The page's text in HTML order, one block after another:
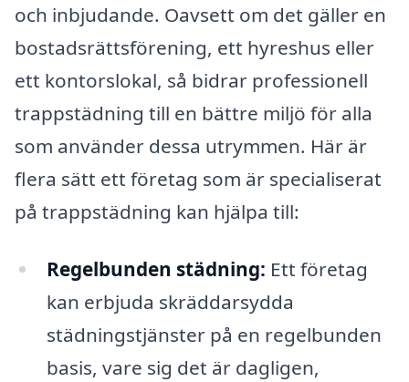
och inbjudande. Oavsett om det gäller en
bostadsrättsförening, ett hyreshus eller
ett kontorslokal, så bidrar professionell
trappstädning till en bättre miljö för alla
som använder dessa utrymmen. Här är
flera sätt ett företag som är specialiserat
på trappstädning kan hjälpa till:
Regelbunden städning: Ett företag
kan erbjuda skräddarsydda
städningstjänster på en regelbunden
basis, vare sig det är dagligen,